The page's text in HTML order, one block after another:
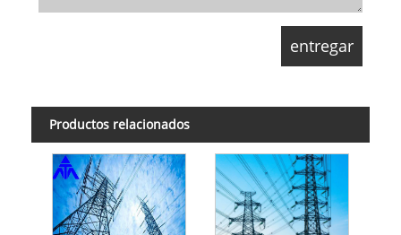
Productos relacionados